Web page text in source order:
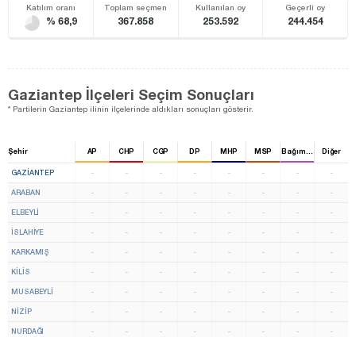
Katılım oranı
% 68,9
Toplam seçmen
367.858
Kullanılan oy
253.592
Geçerli oy
244.454
Gaziantep İlçeleri Seçim Sonuçları
* Partilerin Gaziantep ilinin ilçelerinde aldıkları sonuçları gösterir.
Şehir AP CHP CGP DP MHP MSP Bağımsız Diğer
GAZIANTEP - - - - - - - -
ARABAN - - - - - - - -
ELBEYLİ - - - - - - - -
İSLAHİYE - - - - - - - -
KARKAMIŞ - - - - - - - -
KILIS - - - - - - - -
MUSABEYLİ - - - - - - - -
NİZİP - - - - - - - -
NURDAĞI - - - - - - - -